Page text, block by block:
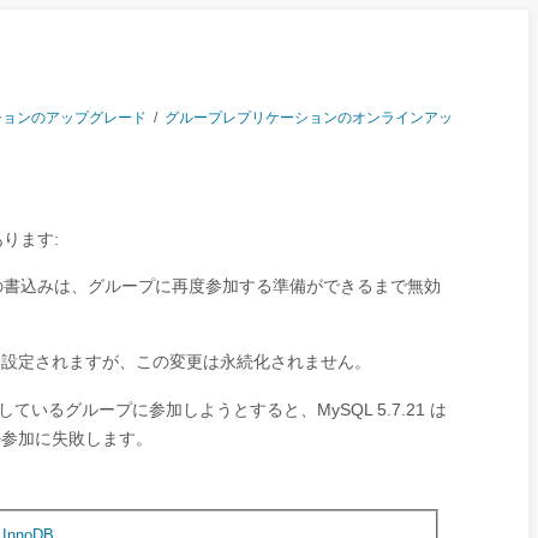
ンのアップグレード / グループレプリケーションのオンラインアッ
ます:
込みは、グループに再度参加する準備ができるまで無効
定されますが、この変更は永続化されません。
ているグループに参加しようとすると、MySQL 5.7.21 は
加に失敗します。